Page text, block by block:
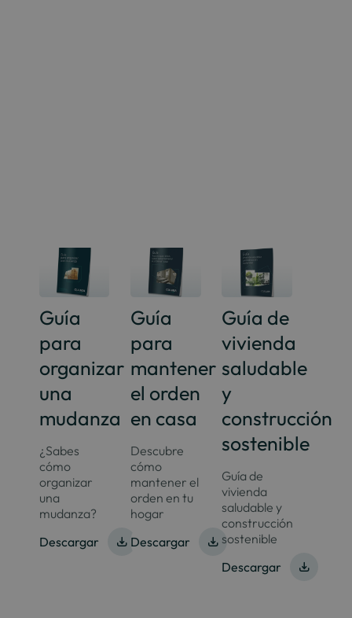
Guía
para
organizar
una
mudanza
¿Sabes
cómo
organizar
una
mudanza?
Descargar
Guía
para
mantener
el orden
en casa
Descubre
cómo
mantener el
orden en tu
hogar
Descargar
Guía de
vivienda
saludable
y
construcción
sostenible
Guía de
vivienda
saludable y
construcción
sostenible
Descargar